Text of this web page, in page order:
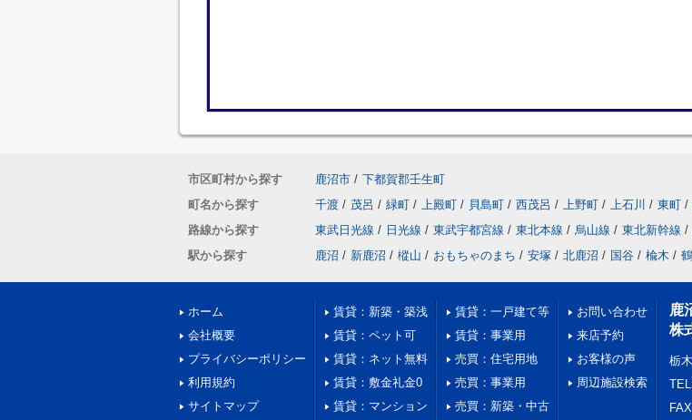
市区町村から探す 鹿沼市 / 下都賀郡壬生町
町名から探す
千渡 / 茂呂 / 緑町 / 上殿町 / 貝島町 / 西茂呂 / 上野町 / 上石川 / 東町 /
路線から探す
東武日光線 / 日光線 / 東武宇都宮線 / 東北本線 / 烏山線 / 東北新幹線 /
駅から探す
鹿沼 / 新鹿沼 / 樅山 / おもちゃのまち / 安塚 / 北鹿沼 / 国谷 / 楡木 /
ホーム
会社概要
プライバシーポリシー
利用規約
サイトマップ
賃貸：新築・築浅
賃貸：ペット可
賃貸：ネット無料
賃貸：敷金礼金0
賃貸：マンション
賃貸：一戸建て等
賃貸：事業用
売買：住宅用地
売買：事業用
売買：新築・中古
お問い合わせ
来店予約
お客様の声
周辺施設検索
鹿
株
栃